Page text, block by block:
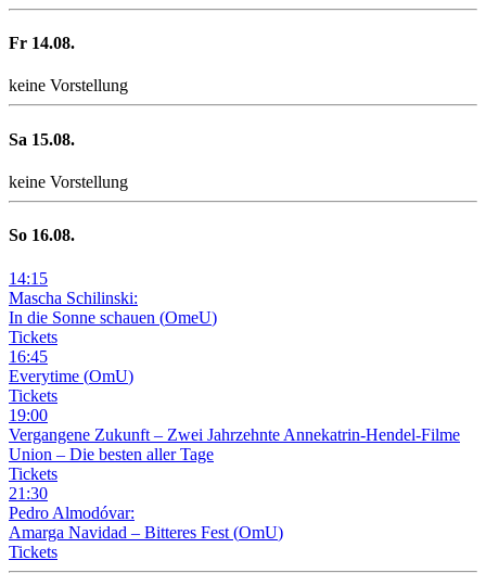
Fr 14.08.
keine Vorstellung
Sa 15.08.
keine Vorstellung
So 16.08.
14:15
Mascha Schilinski:
In die Sonne schauen (OmeU)
Tickets
16:45
Everytime (OmU)
Tickets
19:00
Vergangene Zukunft – Zwei Jahrzehnte Annekatrin-Hendel-Filme
Union – Die besten aller Tage
Tickets
21 :30
Pedro Almodóvar:
Amarga Navidad – Bitteres Fest (OmU)
Tickets